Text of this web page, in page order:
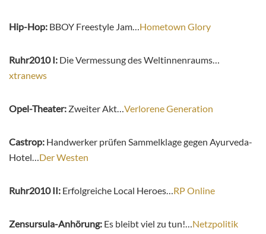
Hip-Hop: BBOY Freestyle Jam…Hometown Glory
Ruhr2010 I: Die Vermessung des Weltinnenraums…
xtranews
Opel-Theater: Zweiter Akt…Verlorene Generation
Castrop: Handwerker prüfen Sammelklage gegen Ayurveda-
Hotel…Der Westen
Ruhr2010 II: Erfolgreiche Local Heroes…RP Online
Zensursula-Anhörung: Es bleibt viel zu tun!…Netzpolitik